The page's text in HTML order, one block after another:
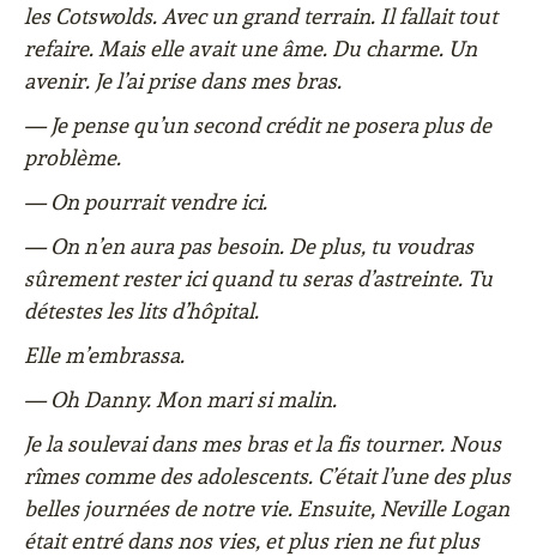
les Cotswolds. Avec un grand terrain. Il fallait tout
refaire. Mais elle avait une âme. Du charme. Un
avenir. Je l’ai prise dans mes bras.
— Je pense qu’un second crédit ne posera plus de
problème.
— On pourrait vendre ici.
— On n’en aura pas besoin. De plus, tu voudras
sûrement rester ici quand tu seras d’astreinte. Tu
détestes les lits d’hôpital.
Elle m’embrassa.
— Oh Danny. Mon mari si malin.
Je la soulevai dans mes bras et la fis tourner. Nous
rîmes comme des adolescents. C’était l’une des plus
belles journées de notre vie. Ensuite, Neville Logan
était entré dans nos vies, et plus rien ne fut plus